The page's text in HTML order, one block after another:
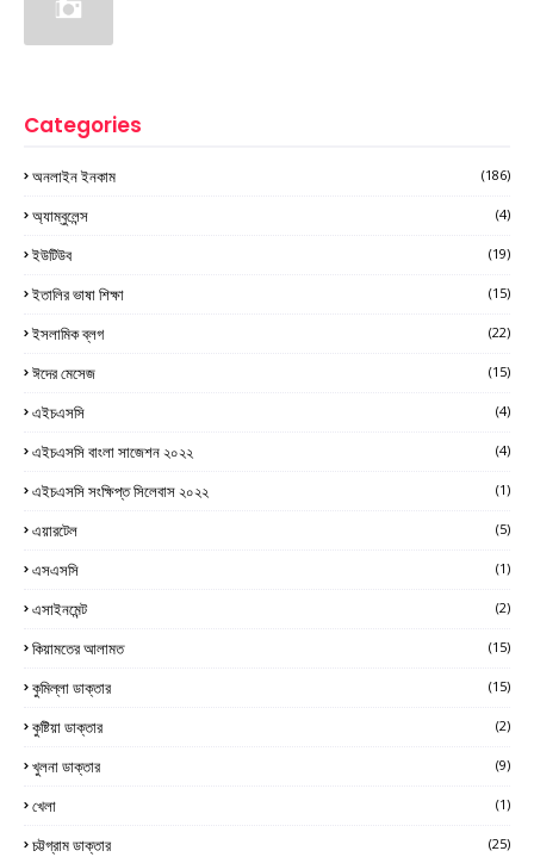
Categories
অনলাইন ইনকাম (186)
অ্যাম্বুলেন্স (4)
ইউটিউব (19)
ইতালির ভাষা শিক্ষা (15)
ইসলামিক ব্লগ (22)
ঈদের মেসেজ (15)
এইচএসসি (4)
এইচএসসি বাংলা সাজেশন ২০২২ (4)
এইচএসসি সংক্ষিপ্ত সিলেবাস ২০২২ (1)
এয়ারটেল (5)
এসএসসি (1)
এসাইনমেন্ট (2)
কিয়ামতের আলামত (15)
কুমিল্লা ডাক্তার (15)
কুষ্টিয়া ডাক্তার (2)
খুলনা ডাক্তার (9)
খেলা (1)
চট্টগ্রাম ডাক্তার (25)